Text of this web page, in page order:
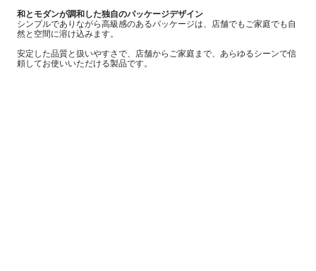
和とモダンが調和した独自のパッケージデザイン
シンプルでありながら高級感のあるパッケージは、店舗でもご家庭でも自
然と空間に溶け込みます。
安定した品質と扱いやすさで、店舗からご家庭まで、あらゆるシーンで信
頼してお使いいただける製品です。